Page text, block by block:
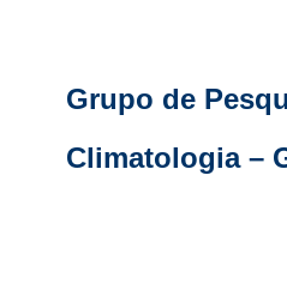
Grupo de
Climatologia –